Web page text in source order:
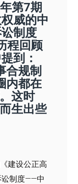
第7期
威的中
制度
程回顾
到：
合规制
内都在
这时
生出些
建设公正高
讼制度——中